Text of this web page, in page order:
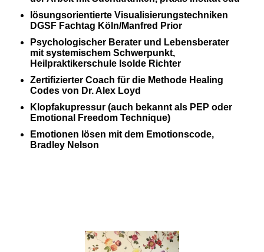
lösungsorientierte Visualisierungstechniken
DGSF Fachtag Köln/Manfred Prior
Psychologischer Berater und Lebensberater
mit systemischem Schwerpunkt,
Heilpraktikerschule Isolde Richter
Zertifizierter Coach für die Methode Healing
Codes von Dr. Alex Loyd
Klopfakupressur (auch bekannt als PEP oder
Emotional Freedom Technique)
Emotionen lösen mit dem Emotionscode,
Bradley Nelson